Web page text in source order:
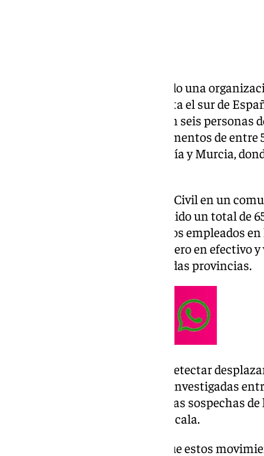
La Guardia Civil ha desarticulado una
de hachís desde Marruecos hasta el sur de
operación que se ha saldado con seis
aeronaves para trasladar cargamentos de
las provincias de Málaga, Almería y Murcia,
Según ha informado la Guardia Civil en un
operación ‘Giro’ se han intervenido un total de
de fuego y uno de los helicópteros empleados
los agentes han encontrado dinero en efectivo
registros efectuados en las citadas provincias.
La investigación se inició tras detectar
madrugada de varias personas investigadas
movimientos que despertaron las sospechas
de un tráfico de drogas a gran escala.
Así, los agentes descubrieron que estos